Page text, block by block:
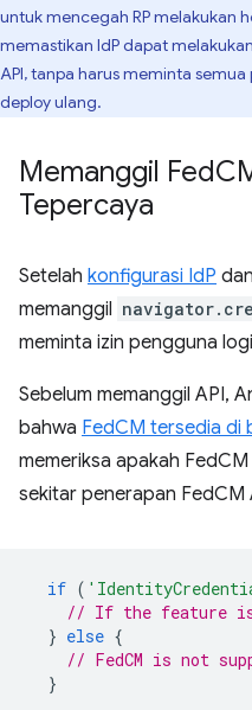
untuk mencegah RP melakukan
memastikan IdP dapat
API, tanpa harus meminta
deploy ulang.
Memanggil Fed
Tepercaya
Setelah konfigurasi IdP
memanggil
meminta izin pengguna
Sebelum memanggil API,
bahwa FedCM tersedia di
memeriksa apakah
sekitar penerapan FedCM
if (
// If the feature
} else {
// FedCM is not
}